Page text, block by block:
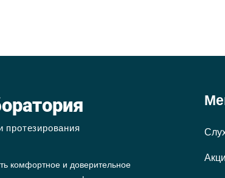
протезирования
комфортное и доверительное